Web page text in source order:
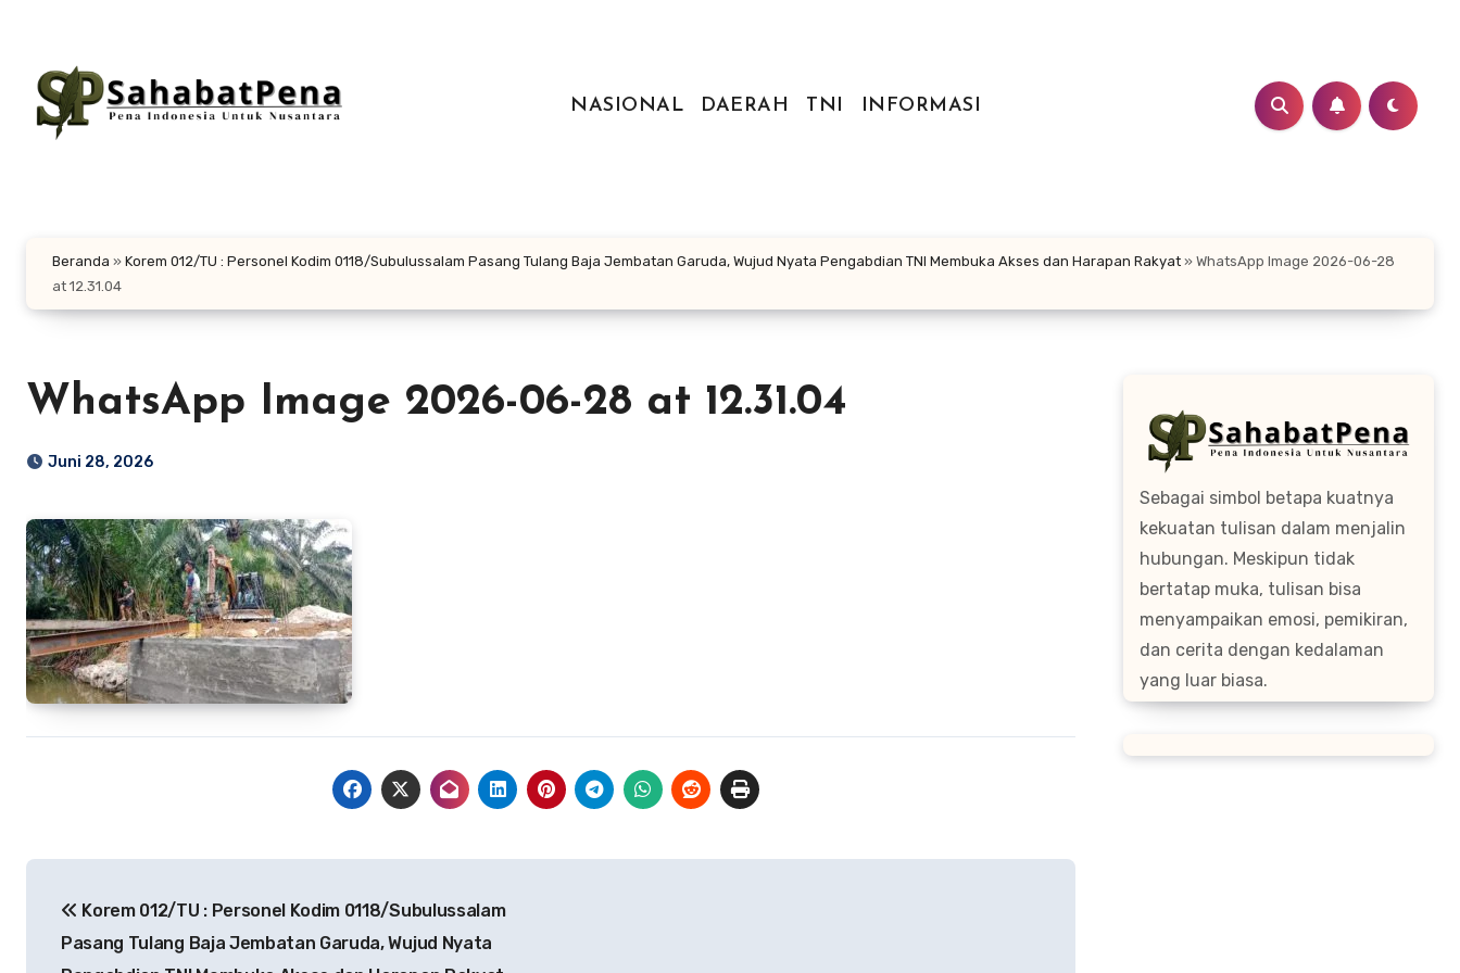
konten
NASIONAL
DAERAH TNI INFORMASI
Beranda » Korem 012/TU : Personel Kodim 0118/Subulussalam Pasang Tulang Baja Jembatan Garuda, Wujud Nyata Pengabdian TNI Membuka Akses dan Harapan Rakyat » WhatsApp Image 2026-06-28
at 12.31.04
WhatsApp Image 2026-06-28 at 12.31.04
Juni 28, 2026
pos Korem 012/TU : Personel Kodim 0118/Subulussalam
Pasang Tulang Baja Jembatan Garuda, Wujud Nyata
Sebagai simbol betapa kuatnya
kekuatan tulisan dalam menjalin
hubungan. Meskipun tidak
bertatap muka, tulisan bisa
menyampaikan emosi, pemikiran,
dan cerita dengan kedalaman
yang luar biasa.